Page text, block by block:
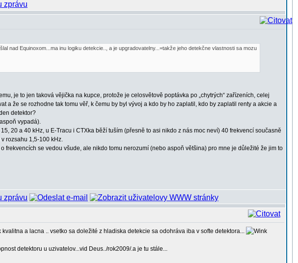
nad Equinoxom...ma inu logiku detekcie.., a je upgradovatelny...=takže jeho detekčne vlastnosti sa mozu
je to jen taková vějička na kupce, protože je celosvětově poptávka po „chytrých“ zařízeních, celej
a že se rozhodne tak tomu věř, k čemu by byl vývoj a kdo by ho zaplatil, kdo by zaplatil renty a akcie a
detektor?
vypadá).
20 a 40 kHz, u E-Tracu i CTXka běží tuším (přesně to asi nikdo z nás moc neví) 40 frekvencí současně
rozsahu 1,5-100 kHz.
o frekvencích se vedou všude, ale nikdo tomu nerozumí (nebo aspoň většina) pro mne je důležité že jim to
a lacna .. vsetko sa doležité z hladiska detekcie sa odohráva iba v softe detektora...
detektoru u uzivatelov...vid Deus../rok2009/.a je tu stále...